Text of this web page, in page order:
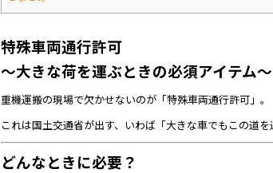
特殊車両通行許可
～大きな荷を運ぶときの必須アイテム～
重機運搬の現場で欠かせないのが「特殊車両通行許可」。
これは国土交通省が出す、いわば「大きな車でもこの道を
どんなときに必要？